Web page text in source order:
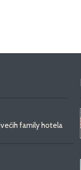
family hotela